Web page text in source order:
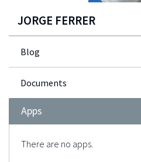
JORGE FERRER
Blog
Documents
Apps
There are no apps.